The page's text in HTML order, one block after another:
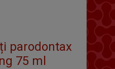
parodontax
75 ml